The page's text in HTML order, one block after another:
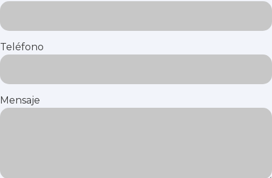
Teléfono
Mensaje